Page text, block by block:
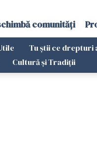
comunități
Tu știi ce drepturi
Cultură și Tradiții